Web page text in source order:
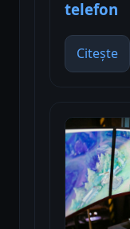
telefon
Citește